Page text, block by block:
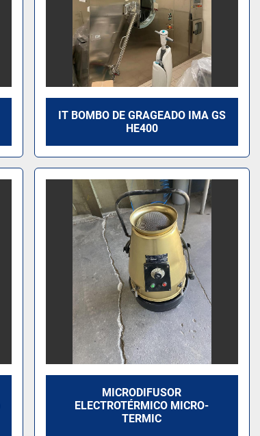
IT BOMBO DE GRAGEADO IMA GS
HE400
MICRODIFUSOR
ELECTROTÉRMICO MICRO-
TERMIC